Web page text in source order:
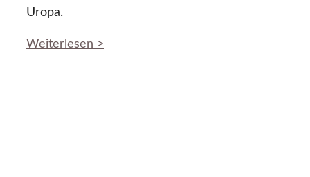
Uropa.
Weiterlesen >